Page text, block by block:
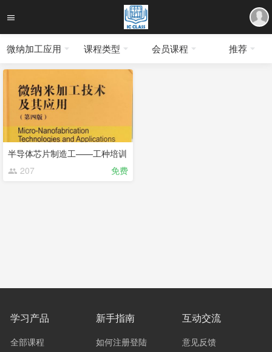
微纳加工应用 课程类型 会员课程 推荐
半导体芯片制造工——工种培训
207
免费
学习产品
全部课程
新手指南
如何注册登陆
互动交流
意见反馈